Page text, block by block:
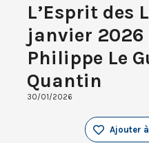
L’Esprit des
janvier 2026
Philippe Le
Quantin
30/01/2026
Ajouter